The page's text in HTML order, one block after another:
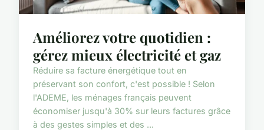
Améliorez votre quotidien :
gérez mieux électricité et gaz
Réduire sa facture énergétique tout en
préservant son confort, c'est possible ! Selon
l'ADEME, les ménages français peuvent
économiser jusqu'à 30% sur leurs factures grâce
à des gestes simples et des ...